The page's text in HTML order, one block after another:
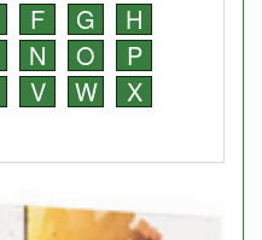
F G
H
N O
P
V W
X